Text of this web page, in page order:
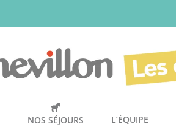
NOS SÉJOURS L’ÉQUIPE